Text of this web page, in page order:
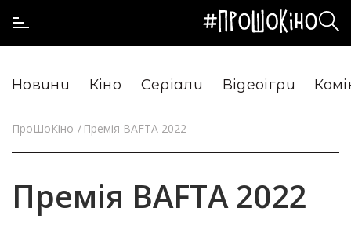
Новини Кіно Серіали Відеоігри
ПроШоКіно Премія BAFTA 2022
Премія BAFTA 2022